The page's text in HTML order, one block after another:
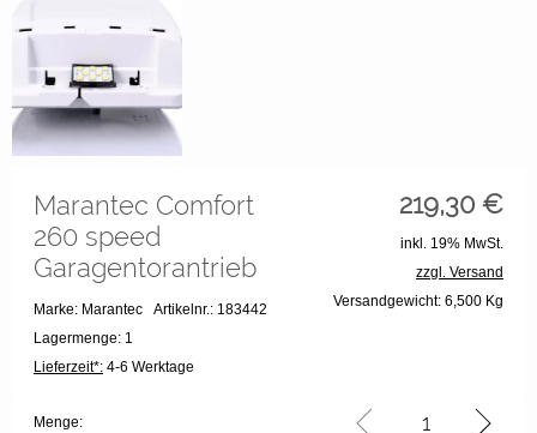
219,30 €
Marantec Comfort
260 speed
Garagentorantrieb
Marke: Marantec Artikelnr.: 183442
Lagermenge: 1
Lieferzeit*: 4-6 Werktage
inkl. 19% MwSt.
zzgl. Versand
Versandgewicht: 6,500 Kg
Menge: